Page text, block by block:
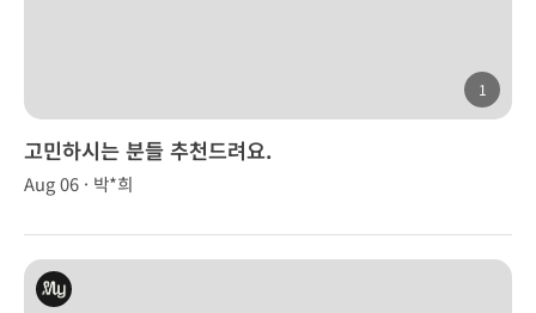
1
고민하시는 분들 추천드려요.
Aug 06 · 박*희